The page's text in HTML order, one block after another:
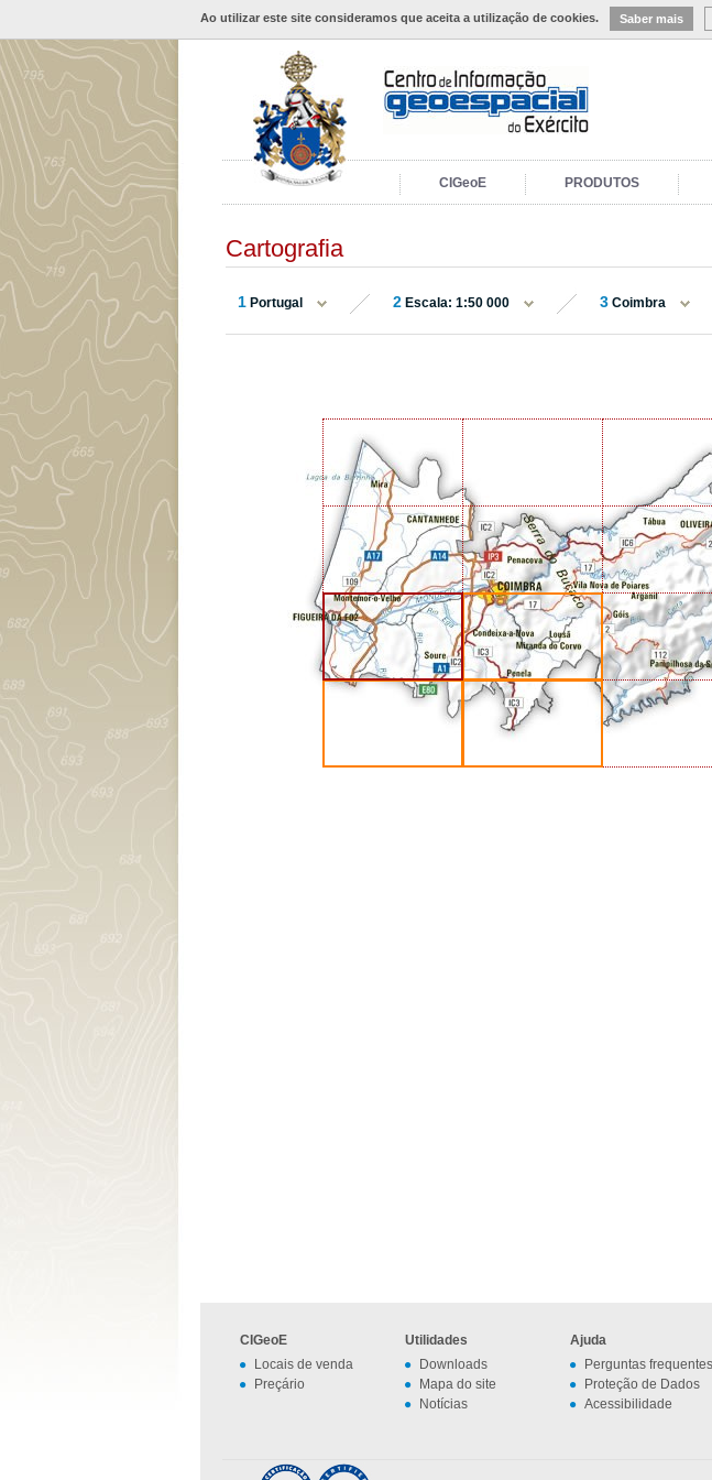
Ao utilizar este site consideramos que aceita a utilização de cookies. Saber mais
CIGeoE PRODUTOS
Cartografia
1 Portugal 2 Escala: 1:50 000 3 Coimbra
CIGeoE
Locais de venda
Preçário
Utilidades
Downloads
Mapa do site
Notícias
Ajuda
Perguntas frequentes
Proteção de Dados
Acessibilidade